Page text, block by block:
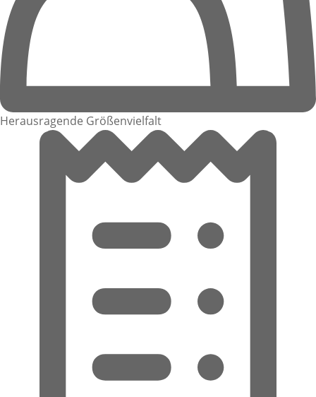
Herausragende Größenvielfalt